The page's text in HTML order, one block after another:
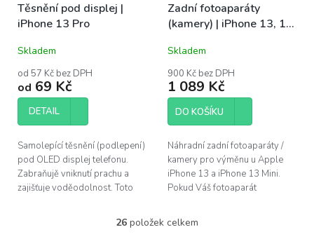
Těsnění pod displej |
iPhone 13 Pro
Skladem
od 57 Kč bez DPH
od 69 Kč
DETAIL
Samolepící těsnění (podlepení)
pod OLED displej telefonu.
Zabraňujě vniknutí prachu a
zajišťuje voděodolnost. Toto
po každé opravě telefonu.
Zadní fotoaparáty
(kamery) | iPhone 13, 13
Skladem
900 Kč bez DPH
1 089 Kč
DO KOŠÍKU
Náhradní zadní fotoaparáty /
kamery pro výměnu u Apple
iPhone 13 a iPhone 13 Mini.
Pokud Váš fotoaparát
bývá chybný právě tento díl. ...
O
26 položek celkem